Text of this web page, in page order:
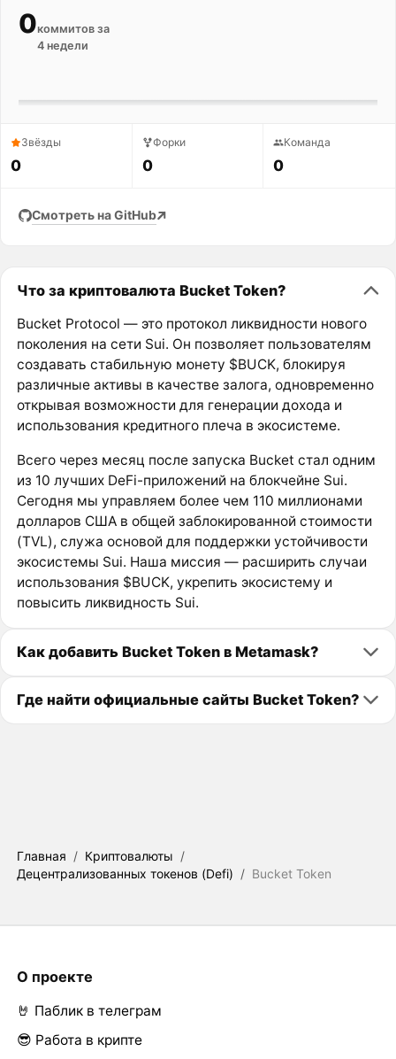
0коммитов за
4 недели
Звёзды
0
Форки
0
Команда
0
Смотреть на GitHub
Что за криптовалюта Bucket Token?
Bucket Protocol — это протокол ликвидности нового
поколения на сети Sui. Он позволяет пользователям
создавать стабильную монету $BUCK, блокируя
различные активы в качестве залога, одновременно
открывая возможности для генерации дохода и
использования кредитного плеча в экосистеме.
Всего через месяц после запуска Bucket стал одним
из 10 лучших DeFi-приложений на блокчейне Sui.
Сегодня мы управляем более чем 110 миллионами
долларов США в общей заблокированной стоимости
(TVL), служа основой для поддержки устойчивости
экосистемы Sui. Наша миссия — расширить случаи
использования $BUCK, укрепить экосистему и
повысить ликвидность Sui.
Как добавить Bucket Token в Metamask?
Где найти официальные сайты Bucket Token?
Главная / Криптовалюты /
Децентрализованных токенов (Defi) / Bucket Token
О проекте
🤘 Паблик в телеграм
😎 Работа в крипте